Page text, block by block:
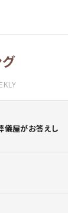
儀屋がお答えし